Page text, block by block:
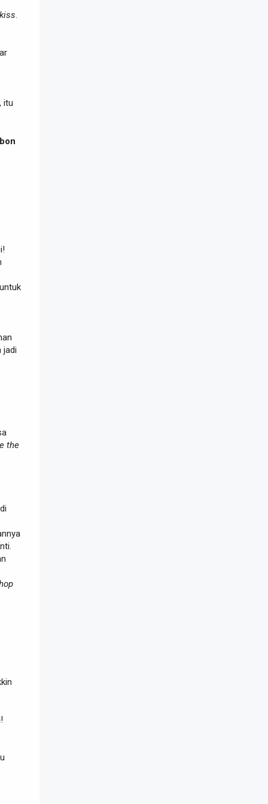
itu
jadi
the